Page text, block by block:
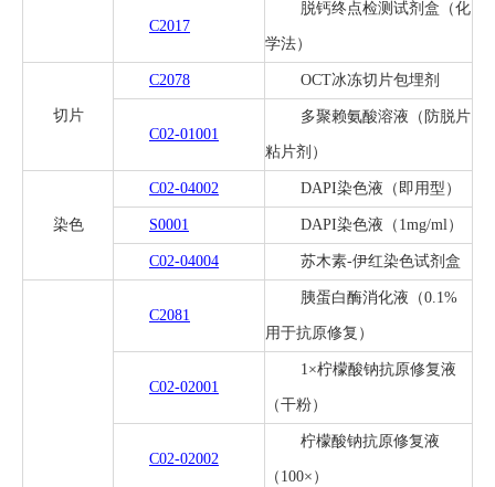
C2017
脱钙终点检测试剂盒（化
学法）
切片
C2078 OCT冰冻切片包埋剂
C02-01001
多聚赖氨酸溶液（防脱片
粘片剂）
染色
C02-04002 DAPI染色液（即用型）
S0001 DAPI染色液（1mg/ml）
C02-04004 苏木素-伊红染色试剂盒
C2081
胰蛋白酶消化液（0.1%
用于抗原修复）
C02-02001
1×柠檬酸钠抗原修复液
（干粉）
C02-02002
柠檬酸钠抗原修复液
（100×）